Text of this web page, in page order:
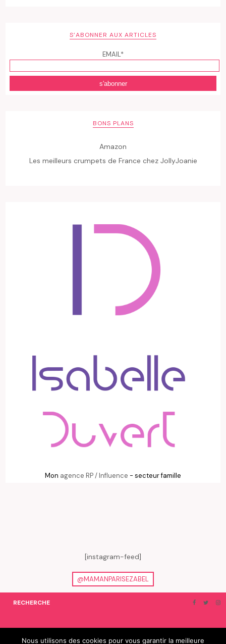
S’ABONNER AUX ARTICLES
EMAIL*
BONS PLANS
Amazon
Les meilleurs crumpets de France chez JollyJoanie
Mon agence RP / Influence - secteur famille
[instagram-feed]
@MAMANPARISEZABEL
RECHERCHE
ON EN PARLE… BLOGROLL
Nous utilisons des cookies pour vous garantir la meilleure